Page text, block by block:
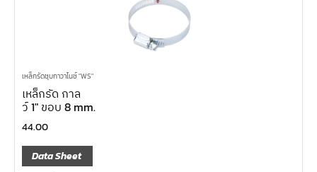
เหล็กรัดชุบกาวาไนซ์ "WS"
เหล็กรัด กาล
ว์ 1″ ขอบ 8 mm.
44.00
Data Sheet